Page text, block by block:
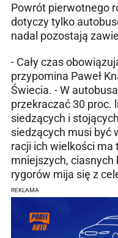
Powrót pierwotnego
dotyczy tylko
nadal pozostają
- Cały czas
przypomina Paweł
Świecia. - W
przekraczać 30 proc.
siedzących i
siedzących musi być
racji ich wielkości ma
mniejszych,
rygorów mija się z
REKLAMA